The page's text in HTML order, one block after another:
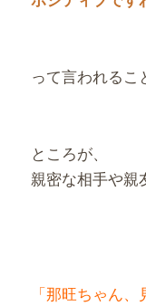
って言われるこ
ところが、
親密な相手や親
「那旺ちゃん、